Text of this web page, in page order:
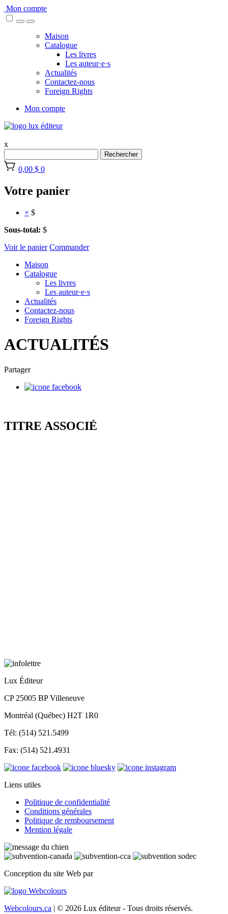
Skip
to
Mon compte
Maison
Catalogue
Les livres
Les auteur·e·s
Actualités
Contactez-nous
Foreign Rights
Mon compte
x
Rechercher
0,00 $ 0
Votre panier
× $
Sous-total: $
Voir le panier Commander
Maison
Catalogue
Les livres
Les auteur·e·s
Actualités
Contactez-nous
Foreign Rights
ACTUALITÉS
Partager
TITRE ASSOCIÉ
Lux Éditeur
CP 25005 BP Villeneuve
Montréal (Québec) H2T 1R0
Tél: (514) 521.5499
Fax: (514) 521.4931
Liens utiles
Politique de confidentialité
Conditions générales
Politique de remboursement
Mention légale
Conception du site Web par
Webcolours.ca | © 2026 Lux éditeur - Tous droits réservés.